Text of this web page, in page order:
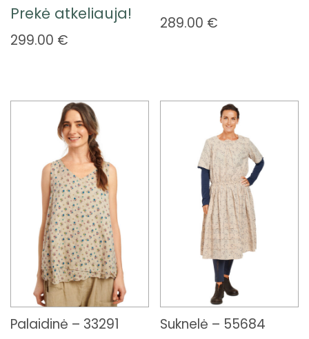
Prekė atkeliauja!
299.00 €
289.00 €
Palaidinė – 33291 Suknelė – 55684